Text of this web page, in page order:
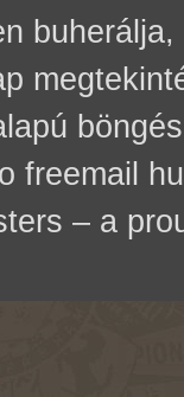
freemail
– a